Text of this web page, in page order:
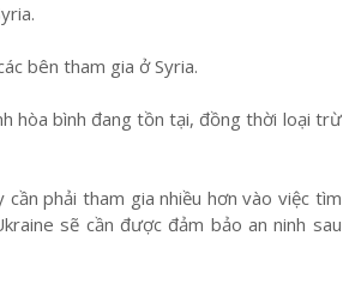
bên tham gia ở Syria.
hòa bình đang tồn tại, đồng thời loại trừ
phải tham gia nhiều hơn vào việc tìm
sẽ cần được đảm bảo an ninh sau